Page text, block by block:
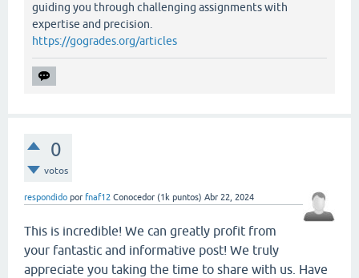
guiding you through challenging assignments with
expertise and precision.
https://gogrades.org/articles
0
votos
respondido por fnaf12 Conocedor (1k puntos) Abr 22, 2024
This is incredible! We can greatly profit from
your fantastic and informative post! We truly
appreciate you taking the time to share with us. Have